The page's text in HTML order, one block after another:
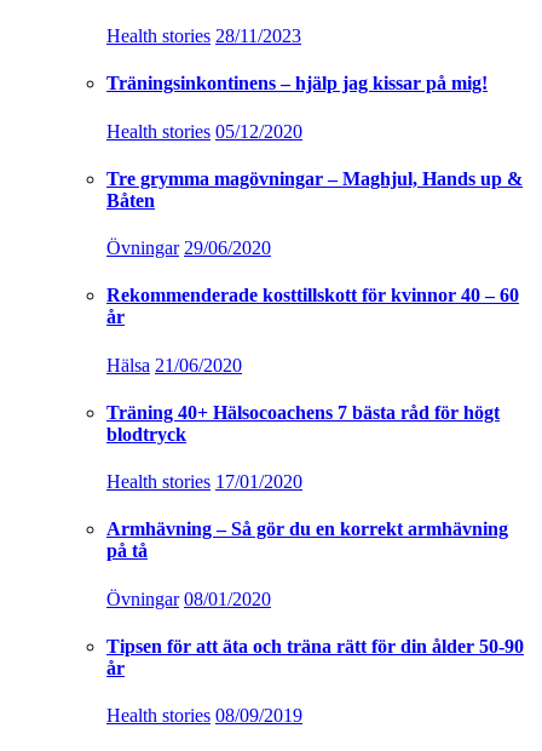
Health stories 28/11/2023
Träningsinkontinens – hjälp jag kissar på mig!
Health stories 05/12/2020
Tre grymma magövningar – Maghjul, Hands up &
Båten
Övningar 29/06/2020
Rekommenderade kosttillskott för kvinnor 40 – 60
år
Hälsa 21/06/2020
Träning 40+ Hälsocoachens 7 bästa råd för högt
blodtryck
Health stories 17/01/2020
Armhävning – Så gör du en korrekt armhävning
på tå
Övningar 08/01/2020
Tipsen för att äta och träna rätt för din ålder 50-90
år
Health stories 08/09/2019